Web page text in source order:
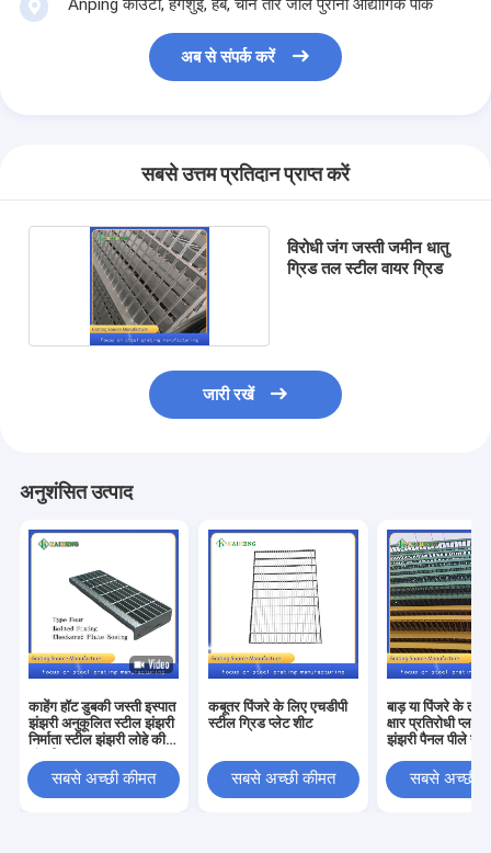
अब से संपर्क करें
सबसे उत्तम प्रतिदान प्राप्त करें
विरोधी जंग जस्ती जमीन धातु
ग्रिड तल स्टील वायर ग्रिड
जारी रखें
अनुशंसित उत्पाद
काहेंग हॉट डुबकी जस्ती इस्पात
झंझरी अनुकूलित स्टील झंझरी
निर्माता स्टील झंझरी लोहे की
सबसे अच्छी कीमत
कबूतर पिंजरे के लिए एचडीपी
स्टील ग्रिड प्लेट शीट
सबसे अच्छी कीमत
बाड़ या पिंजरे के तल
क्षार प्रतिरोधी
झंझरी पैनल पीले या
सबसे अच्छी